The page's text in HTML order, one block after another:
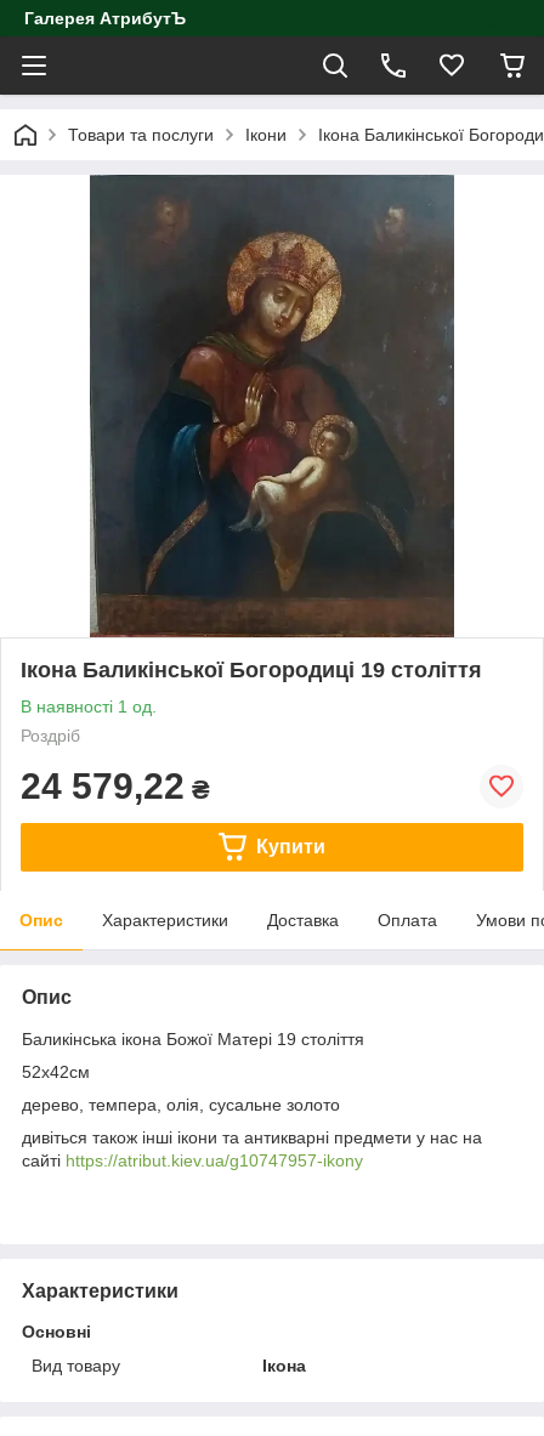
Галерея АтрибутЪ
Товари та послуги Ікони Ікона Баликінської
Ікона Баликінської Богородиці 19 століття
В наявності 1 од.
Роздріб
24 579,22 ₴
Купити
Опис Характеристики Доставка Оплата Умови
Опис
Баликінська ікона Божої Матері 19 століття
52х42см
дерево, темпера, олія, сусальне золото
дивіться також інші ікони та антикварні предмети у нас на
сайті https://atribut.kiev.ua/g10747957-ikony
Характеристики
Основні
Вид товару
Ікона